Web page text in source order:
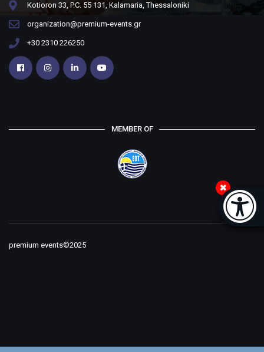
Kotioron 33, P.C. 55 131, Kalamaria, Thessaloniki
organization@premium-events.gr
+30 2310 226250
MEMBER OF
premium events©2025